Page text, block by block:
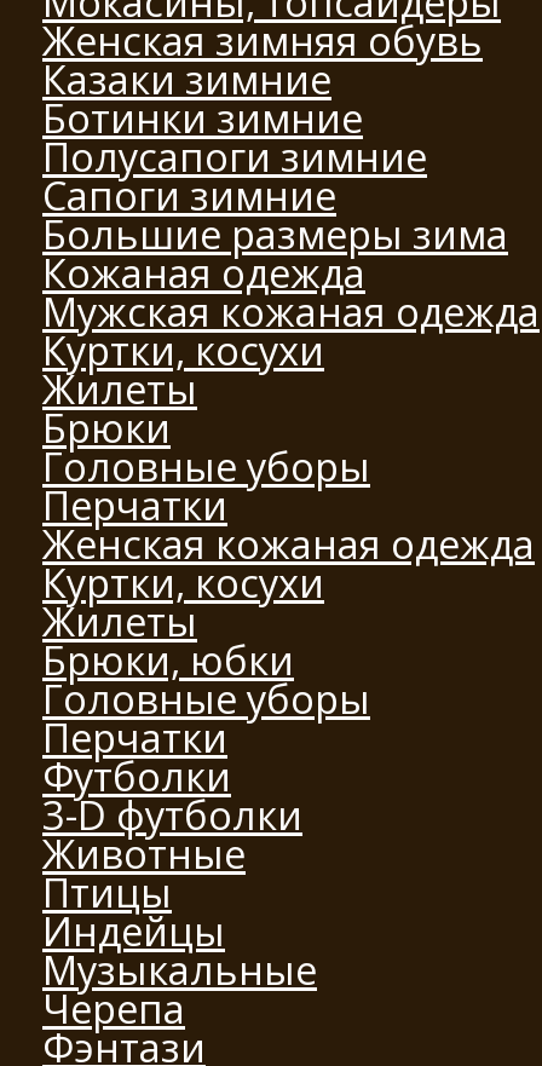
Женская зимняя обувь
Казаки зимние
Ботинки зимние
Полусапоги зимние
Сапоги зимние
Большие размеры зима
Кожаная одежда
Мужская кожаная одежда
Куртки, косухи
Жилеты
Брюки
Головные уборы
Перчатки
Женская кожаная одежда
Куртки, косухи
Жилеты
Брюки, юбки
Головные уборы
Перчатки
Футболки
3-D футболки
Животные
Птицы
Индейцы
Музыкальные
Черепа
Фэнтази